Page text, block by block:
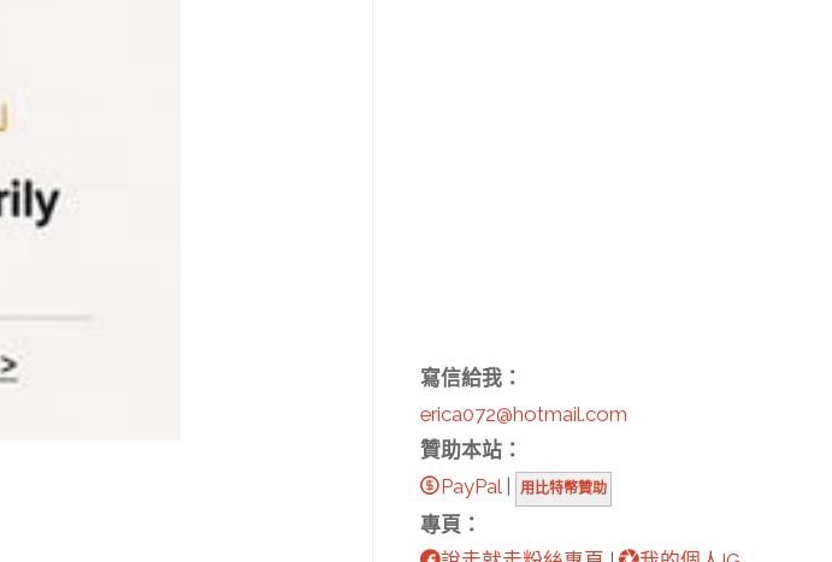
寫信給我：
erica072@hotmail.com
贊助本站：
PayPal| 用比特幣贊助
專頁：